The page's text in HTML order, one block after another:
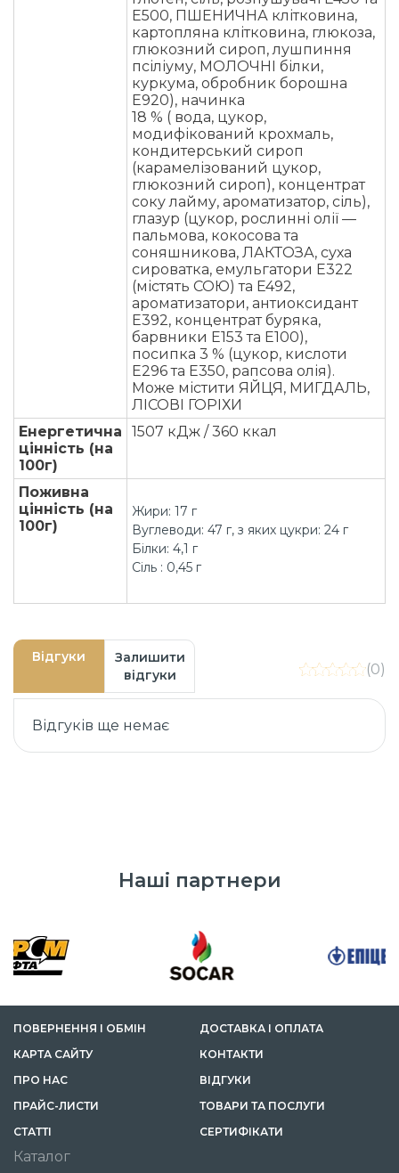
E500, ПШЕНИЧНА клітковина,
картопляна клітковина, глюкоза,
глюкозний сироп, лушпиння
псіліуму, МОЛОЧНІ білки,
куркума, обробник борошна
E920), начинка
18 % ( вода, цукор,
модифікований крохмаль,
кондитерський сироп
(карамелізований цукор,
глюкозний сироп), концентрат
соку лайму, ароматизатор, сіль),
глазур (цукор, рослинні олії —
пальмова, кокосова та
соняшникова, ЛАКТОЗА, суха
сироватка, емульгатори E322
(містять СОЮ) та E492,
ароматизатори, антиоксидант
E392, концентрат буряка,
барвники E153 та E100),
посипка 3 % (цукор, кислоти
E296 та E350, рапсова олія).
Може містити ЯЙЦЯ, МИГДАЛЬ,
ЛІСОВІ ГОРІХИ
Енергетична
цінність (на
100г)
1507 кДж / 360 ккал
Поживна
цінність (на
100г)
Жири: 17 г
Вуглеводи: 47 г, з яких цукри: 24 г
Білки: 4,1 г
Сіль : 0,45 г
Відгуки
Залишити
відгуки
(0)
Відгуків ще немає
Наші партнери
ПОВЕРНЕННЯ І ОБМІН
ДОСТАВКА І ОПЛАТА
КАРТА САЙТУ
КОНТАКТИ
ПРО НАС
ВІДГУКИ
ПРАЙС-ЛИСТИ
ТОВАРИ ТА ПОСЛУГИ
СТАТТІ
СЕРТИФІКАТИ
Каталог